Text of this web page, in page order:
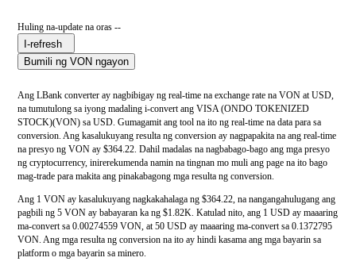
Huling na-update na oras --
I-refresh
Bumili ng VON ngayon
Ang LBank converter ay nagbibigay ng real-time na exchange rate na VON at USD,
na tumutulong sa iyong madaling i-convert ang VISA (ONDO TOKENIZED
STOCK)(VON) sa USD. Gumagamit ang tool na ito ng real-time na data para sa
conversion. Ang kasalukuyang resulta ng conversion ay nagpapakita na ang real-time
na presyo ng VON ay $364.22. Dahil madalas na nagbabago-bago ang mga presyo
ng cryptocurrency, inirerekumenda namin na tingnan mo muli ang page na ito bago
mag-trade para makita ang pinakabagong mga resulta ng conversion.
Ang 1 VON ay kasalukuyang nagkakahalaga ng $364.22, na nangangahulugang ang
pagbili ng 5 VON ay babayaran ka ng $1.82K. Katulad nito, ang 1 USD ay maaaring
ma-convert sa 0.00274559 VON, at 50 USD ay maaaring ma-convert sa 0.1372795
VON. Ang mga resulta ng conversion na ito ay hindi kasama ang mga bayarin sa
platform o mga bayarin sa minero.